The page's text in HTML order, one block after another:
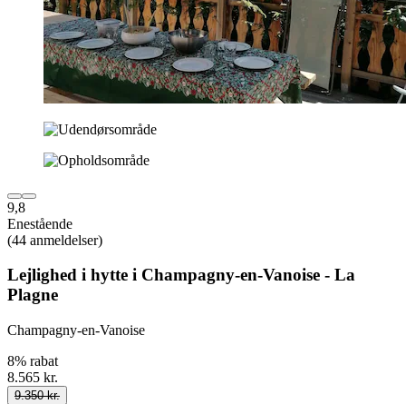
9,8
Enestående
(44 anmeldelser)
Lejlighed i hytte i Champagny-en-Vanoise - La
Plagne
Champagny-en-Vanoise
8% rabat
8.565 kr.
9.350 kr.